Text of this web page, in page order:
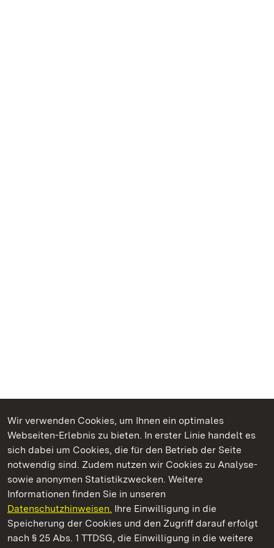
Wir verwenden Cookies, um Ihnen ein optimales
Webseiten-Erlebnis zu bieten. In erster Linie handelt es
sich dabei um Cookies, die für den Betrieb der Seite
notwendig sind. Zudem nutzen wir Cookies zu Analyse-
sowie anonymen Statistikzwecken. Weitere
Informationen finden Sie in unseren
Datenschutzhinweisen. Ihre Einwilligung in die
Speicherung der Cookies und den Zugriff darauf erfolgt
nach § 25 Abs. 1 TTDSG, die Einwilligung in die weitere
Kommen. Staunen. Genießen.
Staatliche Schlösser und Gärten Baden‑Württemberg